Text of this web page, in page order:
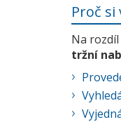
Proč
Na
tržní